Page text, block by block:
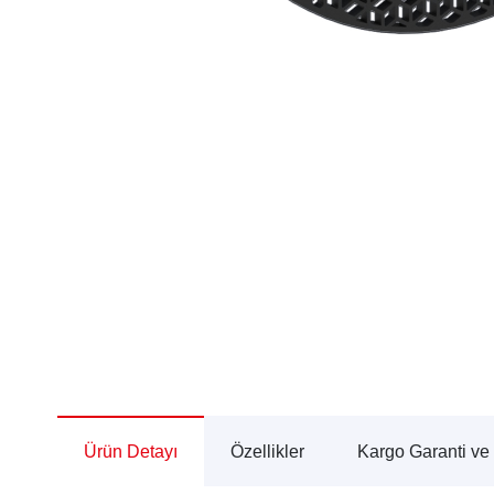
Ürün Detayı Özellikler Kargo Garanti ve